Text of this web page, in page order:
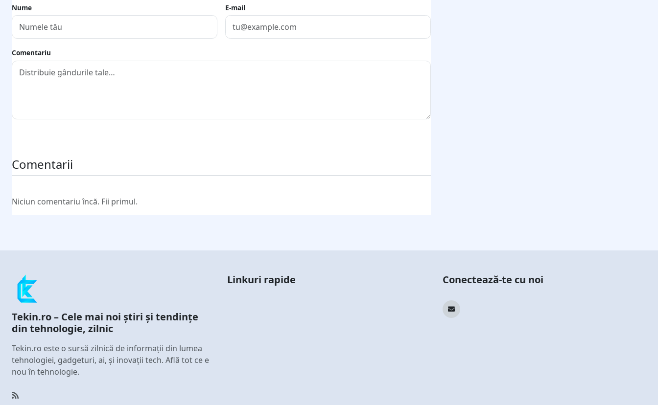
Nume E-mail
Comentariu
Comentarii
Niciun comentariu încă. Fii primul.
Tekin.ro – Cele mai noi știri și tendințe
din tehnologie, zilnic
Tekin.ro este o sursă zilnică de informații din lumea
tehnologiei, gadgeturi, ai, și inovații tech. Află tot ce e
nou în tehnologie.
Linkuri rapide Conectează-te cu noi